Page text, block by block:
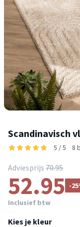
Scandinavisch
5 / 5 8
Adviesprijs 70.95
52.95 -
Inclusief btw
Kies je kleur